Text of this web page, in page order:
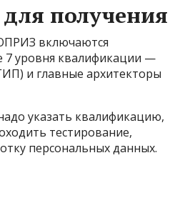
получения
включаются
7 уровня квалификации —
и главные архитекторы
указать квалификацию,
тестирование,
персональных данных.